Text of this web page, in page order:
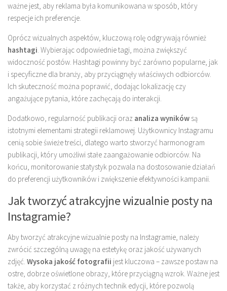
ważne jest, aby reklama była komunikowana w sposób, który
respecje ich preferencje.
Oprócz wizualnych aspektów, kluczową rolę odgrywają również
hashtagi . Wybierając odpowiednie tagi, można zwiększyć
widoczność postów. Hashtagi powinny być zarówno popularne, jak
i specyficzne dla branży, aby przyciągnęły właściwych odbiorców.
Ich skuteczność można poprawić, dodając lokalizację czy
angażujące pytania, które zachęcają do interakcji.
Dodatkowo, regularność publikacji oraz analiza wyników są
istotnymi elementami strategii reklamowej. Użytkownicy Instagramu
cenią sobie świeże treści, dlatego warto stworzyć harmonogram
publikacji, który umożliwi stałe zaangażowanie odbiorców. Na
końcu, monitorowanie statystyk pozwala na dostosowanie działań
do preferencji użytkowników i zwiększenie efektywności kampanii.
Jak tworzyć atrakcyjne wizualnie posty na
Instagramie?
Aby tworzyć atrakcyjne wizualnie posty na Instagramie, należy
zwrócić szczególną uwagę na estetykę oraz jakość używanych
zdjęć. Wysoka jakość fotografii jest kluczowa – zawsze postaw na
ostre, dobrze oświetlone obrazy, które przyciągną wzrok. Ważne jest
także, aby korzystać z różnych technik edycji, które pozwolą